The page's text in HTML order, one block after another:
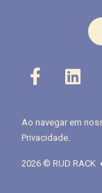
Ao navegar em
Privacidade
2026 © RUD